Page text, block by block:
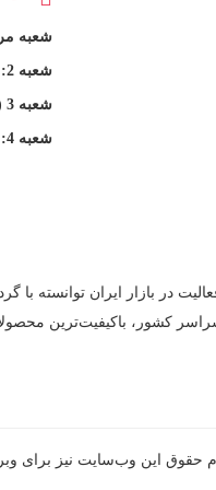
شعبه
شعبه 2:
شعبه 3 (دفتر وبرا ):
شعبه 4:
در بازار ایران توانسته
کشور، باکیفیت‌ترین
حقوق اين وب‌سايت نیز برای